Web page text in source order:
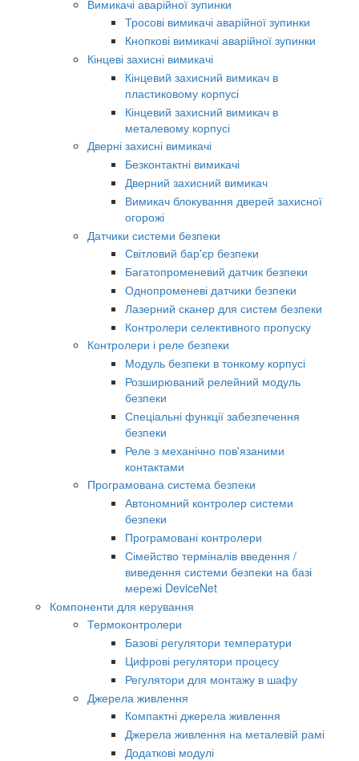
Вимикачі аварійної зупинки
Тросові вимикачі аварійної зупинки
Кнопкові вимикачі аварійної зупинки
Кінцеві захисні вимикачі
Кінцевий захисний вимикач в
пластиковому корпусі
Кінцевий захисний вимикач в
металевому корпусі
Дверні захисні вимикачі
Безконтактні вимикачі
Дверний захисний вимикач
Вимикач блокування дверей захисної
огорожі
Датчики системи безпеки
Світловий бар'єр безпеки
Багатопроменевий датчик безпеки
Однопроменеві датчики безпеки
Лазерний сканер для систем безпеки
Контролери селективного пропуску
Контролери і реле безпеки
Модуль безпеки в тонкому корпусі
Розширюваний релейний модуль
безпеки
Спеціальні функції забезпечення
безпеки
Реле з механічно пов'язаними
контактами
Програмована система безпеки
Автономний контролер системи
безпеки
Програмовані контролери
Сімейство терміналів введення /
виведення системи безпеки на базі
мережі DeviceNet
Компоненти для керування
Термоконтролери
Базові регулятори температури
Цифрові регулятори процесу
Регулятори для монтажу в шафу
Джерела живлення
Компактні джерела живлення
Джерела живлення на металевій рамі
Додаткові модулі